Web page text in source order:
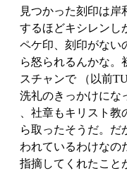
見つかった刻印は岸
するほどキシレンし
ペケ印、刻印がない
ら怒られるんかな。
スチャンで （以前
洗礼のきっかけにな
、社章もキリスト
ら取ったそうだ。だ
われているわけなの
指摘してくれたこと